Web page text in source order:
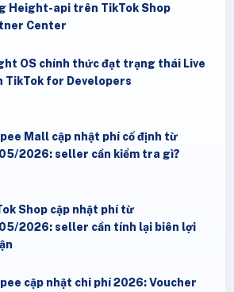
Height-api trên TikTok Shop
Center
OS chính thức đạt trạng thái Live
TikTok for Developers
Mall cập nhật phí cố định từ
2026: seller cần kiểm tra gì?
Shop cập nhật phí từ
2026: seller cần tính lại biên lợi
cập nhật chi phí 2026: Voucher